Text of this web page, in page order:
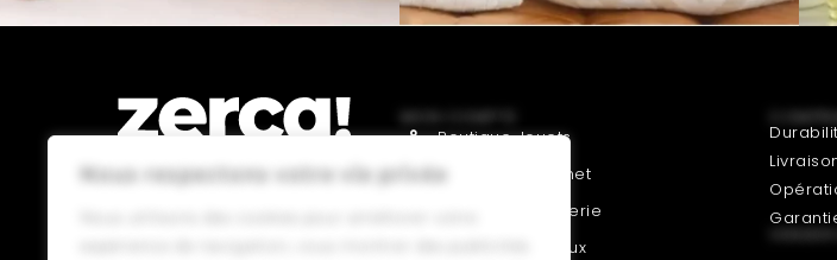
Nous respectons votre vie privée
MON COMPTE
Boutique Jouets
Boutique Gourmet
Boutique Droguerie
Boutique Animaux